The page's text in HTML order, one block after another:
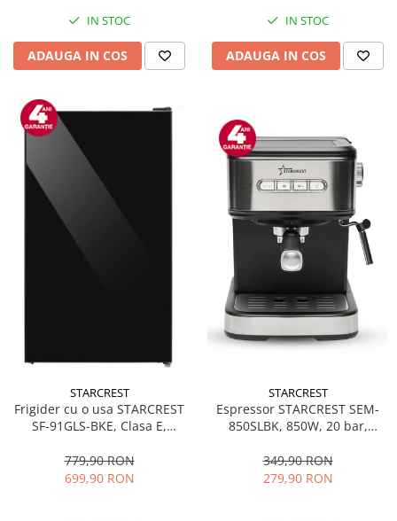
IN STOC
ADAUGA IN COS
IN STOC
ADAUGA IN COS
STARCREST
Frigider cu o usa STARCREST
SF-91GLS-BKE, Clasa E,
interioara, H 83 cm, Sticla
Neagra
779,90 RON
699,90 RON
STARCREST
Espressor STARCREST SEM-
850SLBK, 850W, 20 bar,
dispozitiv spumare, filtru
dublu din inox, Negru/Inox
349,90 RON
279,90 RON